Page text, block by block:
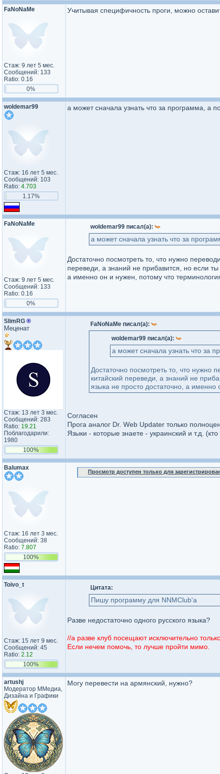
FaNoNaMe
Стаж: 9 лет 5 мес.
Сообщений: 133
Ratio: 0.16
0%
Учитывая специфичность проги, можно
woldemar99
Стаж: 16 лет 5 мес.
Сообщений: 103
Ratio: 4.703
1.17%
а может сначала узнать что за программа, а
FaNoNaMe
Стаж: 9 лет 5 мес.
Сообщений: 133
Ratio: 0.16
0%
woldemar99 писал(а):
а может сначала узнать что за
Достаточно посмотреть то, что нужно
переведи, а знаний не прибавится, но если ты
а именно он и нужен, потому что
SlimRG ®
Меценат
Стаж: 13 лет 3 мес.
Сообщений: 283
Ratio: 19.21
Поблагодарили:
1980
100%
FaNoNaMe писал(а):
woldemar99 писал(а):
а может сначала узнать что за
Достаточно посмотреть то, что нужно
китайский переведи, а знаний не
языка не просто достаточно, а
Согласен
Прога аналог Dr. Web Updater только
Языки - которые знаете - украинский и т.д.
Balumax
Стаж: 16 лет 3 мес.
Сообщений: 38
Ratio: 7.807
100%
Просмотр доступен только для
Toivo_t
Стаж: 15 лет 9 мес.
Сообщений: 45
Ratio: 2.12
100%
Цитата:
Пишу программу для NNMClub'a
Разве недостаточно одного русского языка?
//а разве клуб посещают исключительно
Если нечем помочь, то лучше пройти мимо.
artushj
Модератор ММедиа,
Дизайна и Графики
Могу перевести на армянский, нужно?